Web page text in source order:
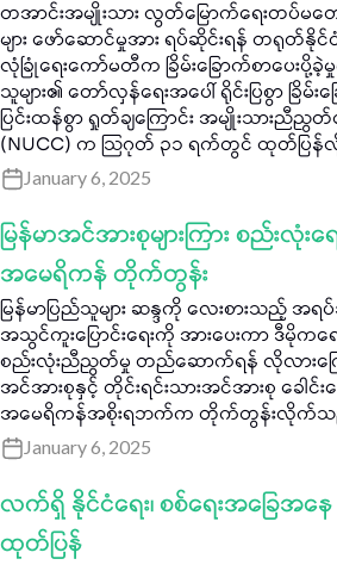
တအာင်းအမျိုးသား လွတ်မြောက်ရေးတပ်မတ
များ ဖော်ဆောင်မှုအား ရပ်ဆိုင်းရန် တရုတ်နို
လုံခြုံရေးကော်မတီက ခြိမ်းခြောက်စာပေးပို့ခဲ့မှု
သူများ၏ တော်လှန်ရေးအပေါ် ရိုင်းပြစွာ ခြိမ်း
ပြင်းထန်စွာ ရှုတ်ချကြောင်း အမျိုးသားညီ
(NUCC) က သြဂုတ် ၃၁ ရက်တွင် ထုတ်ပြ
January 6, 2025
မြန်မာအင်အားစုများကြား စည်း
အမေရိကန် တိုက်တွန်း
မြန်မာပြည်သူများ ဆန္ဒကို လေးစားသည့် အ
အသွင်ကူးပြောင်းရေးကို အားပေးကာ ဒီမိုကရ
စည်းလုံးညီညွတ်မှု တည်ဆောက်ရန် လိုလားကြော
အင်အားစုနှင့် တိုင်းရင်းသားအင်အားစု ခေါင်
အမေရိကန်အစိုးရဘက်က တိုက်တွန်းလိုက်သ
January 6, 2025
လက်ရှိ နိုင်ငံရေး၊ စစ်ရေးအခြေအန
ထုတ်ပြန်